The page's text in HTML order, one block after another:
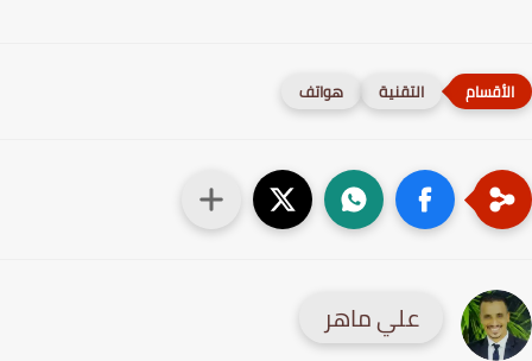
التقنية هواتف
علي ماهر